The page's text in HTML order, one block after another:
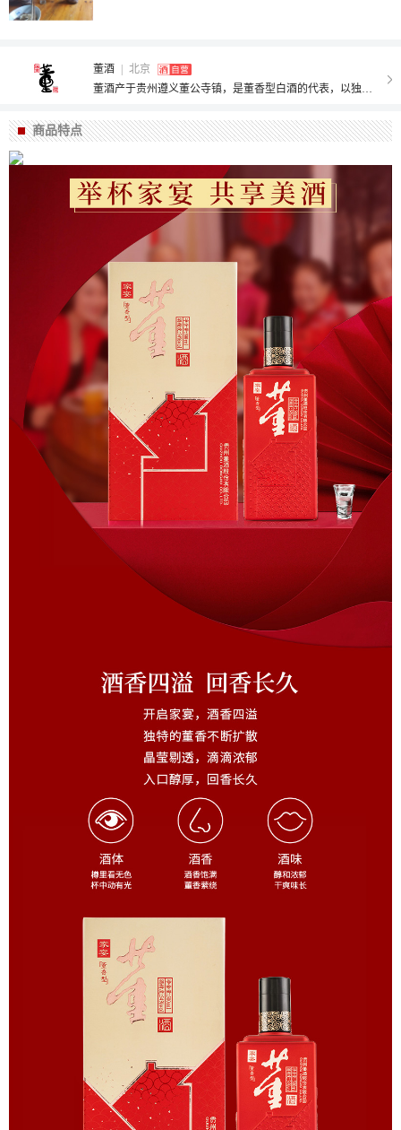
董酒
北京
董酒产于贵州遵义董公寺镇，是董香型白酒的代表，以独特的工艺、典型的风格、优良的品质驰名中外，在中国名酒中独树一帜。1957年，董酒厂与茅台酒厂一样由解放前的小作坊组建为企业，所酿之酒在第二、三、四、五次全国评酒会上四次蝉联国家名酒称号及金质奖。
商品特点